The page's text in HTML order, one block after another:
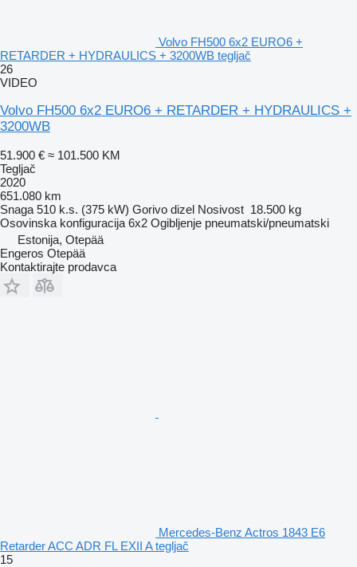
Volvo FH500 6x2 EURO6 +
RETARDER + HYDRAULICS + 3200WB tegljač
26
VIDEO
Volvo FH500 6x2 EURO6 + RETARDER + HYDRAULICS +
3200WB
51.900 € ≈ 101.500 KM
Tegljač
2020
651.080 km
Snaga 510 k.s. (375 kW) Gorivo dizel Nosivost 18.500 kg
Osovinska konfiguracija 6x2 Ogibljenje pneumatski/pneumatski
Estonija, Otepää
Engeros Otepää
Kontaktirajte prodavca
Mercedes-Benz Actros 1843 E6
Retarder ACC ADR FL EXII A tegljač
15